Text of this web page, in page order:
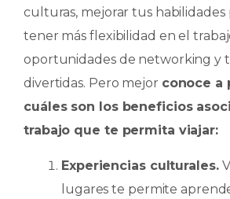
culturas, mejorar tus habilidades
tener más flexibilidad en el
oportunidades de networking y
divertidas. Pero mejor conoce a
cuáles son los beneficios
trabajo que te permita viajar:
Experiencias culturales.
lugares te permite